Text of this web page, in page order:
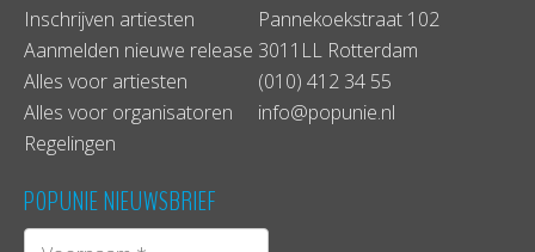
Inschrijven artiesten
Aanmelden nieuwe release
Alles voor artiesten
Alles voor organisatoren
Regelingen
Pannekoekstraat 102
3011LL Rotterdam
(010) 412 34 55
info@popunie.nl
POPUNIE NIEUWSBRIEF